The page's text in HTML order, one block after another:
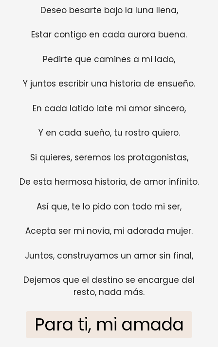
Deseo besarte bajo la luna llena,
Estar contigo en cada aurora buena.
Pedirte que camines a mi lado,
Y juntos escribir una historia de ensueño.
En cada latido late mi amor sincero,
Y en cada sueño, tu rostro quiero.
Si quieres, seremos los protagonistas,
De esta hermosa historia, de amor infinito.
Así que, te lo pido con todo mi ser,
Acepta ser mi novia, mi adorada mujer.
Juntos, construyamos un amor sin final,
Dejemos que el destino se encargue del
resto, nada más.
Para ti, mi amada